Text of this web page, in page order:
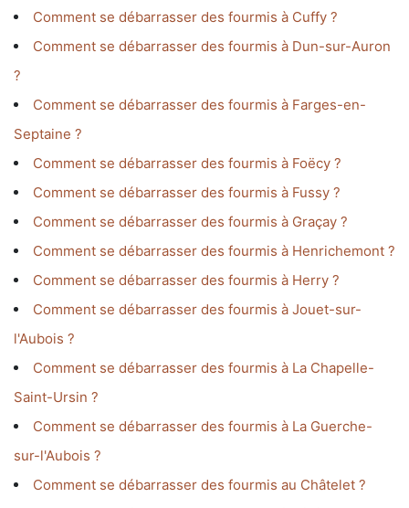
Comment se débarrasser des fourmis à Cuffy ?
Comment se débarrasser des fourmis à Dun-sur-Auron
?
Comment se débarrasser des fourmis à Farges-en-
Septaine ?
Comment se débarrasser des fourmis à Foëcy ?
Comment se débarrasser des fourmis à Fussy ?
Comment se débarrasser des fourmis à Graçay ?
Comment se débarrasser des fourmis à Henrichemont ?
Comment se débarrasser des fourmis à Herry ?
Comment se débarrasser des fourmis à Jouet-sur-
l'Aubois ?
Comment se débarrasser des fourmis à La Chapelle-
Saint-Ursin ?
Comment se débarrasser des fourmis à La Guerche-
sur-l'Aubois ?
Comment se débarrasser des fourmis au Châtelet ?